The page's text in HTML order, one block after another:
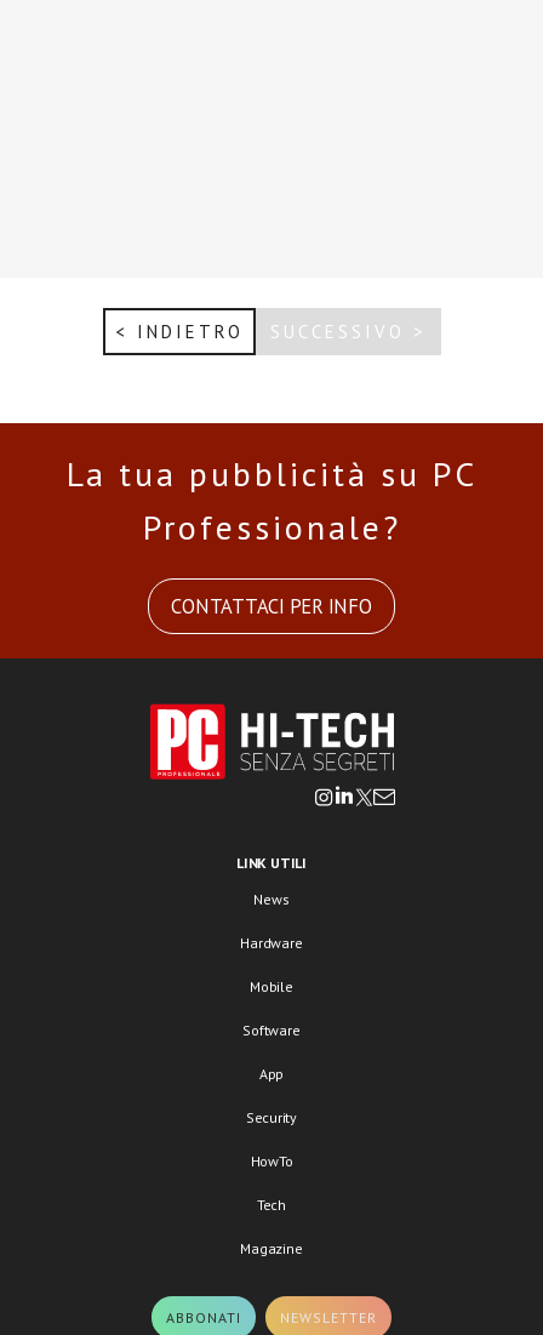
< INDIETRO SUCCESSIVO >
La tua pubblicità su PC
Professionale?
CONTATTACI PER INFO
LINK UTILI
News
Hardware
Mobile
Software
App
Security
HowTo
Tech
Magazine
ABBONATI NEWSLETTER